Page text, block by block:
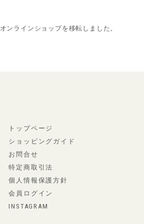
オンラインショップを移転しました。
トップページ
ショッピングガイド
お問合せ
特定商取引法
個人情報保護方針
会員ログイン
INSTAGRAM